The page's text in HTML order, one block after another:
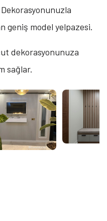
geniş model yelpazesi.
dekorasyonunuza
sağlar.